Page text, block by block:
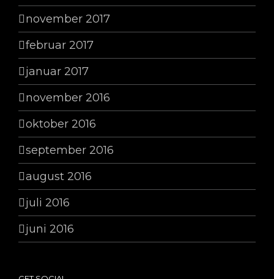
november 2017
februar 2017
januar 2017
november 2016
oktober 2016
september 2016
august 2016
juli 2016
juni 2016